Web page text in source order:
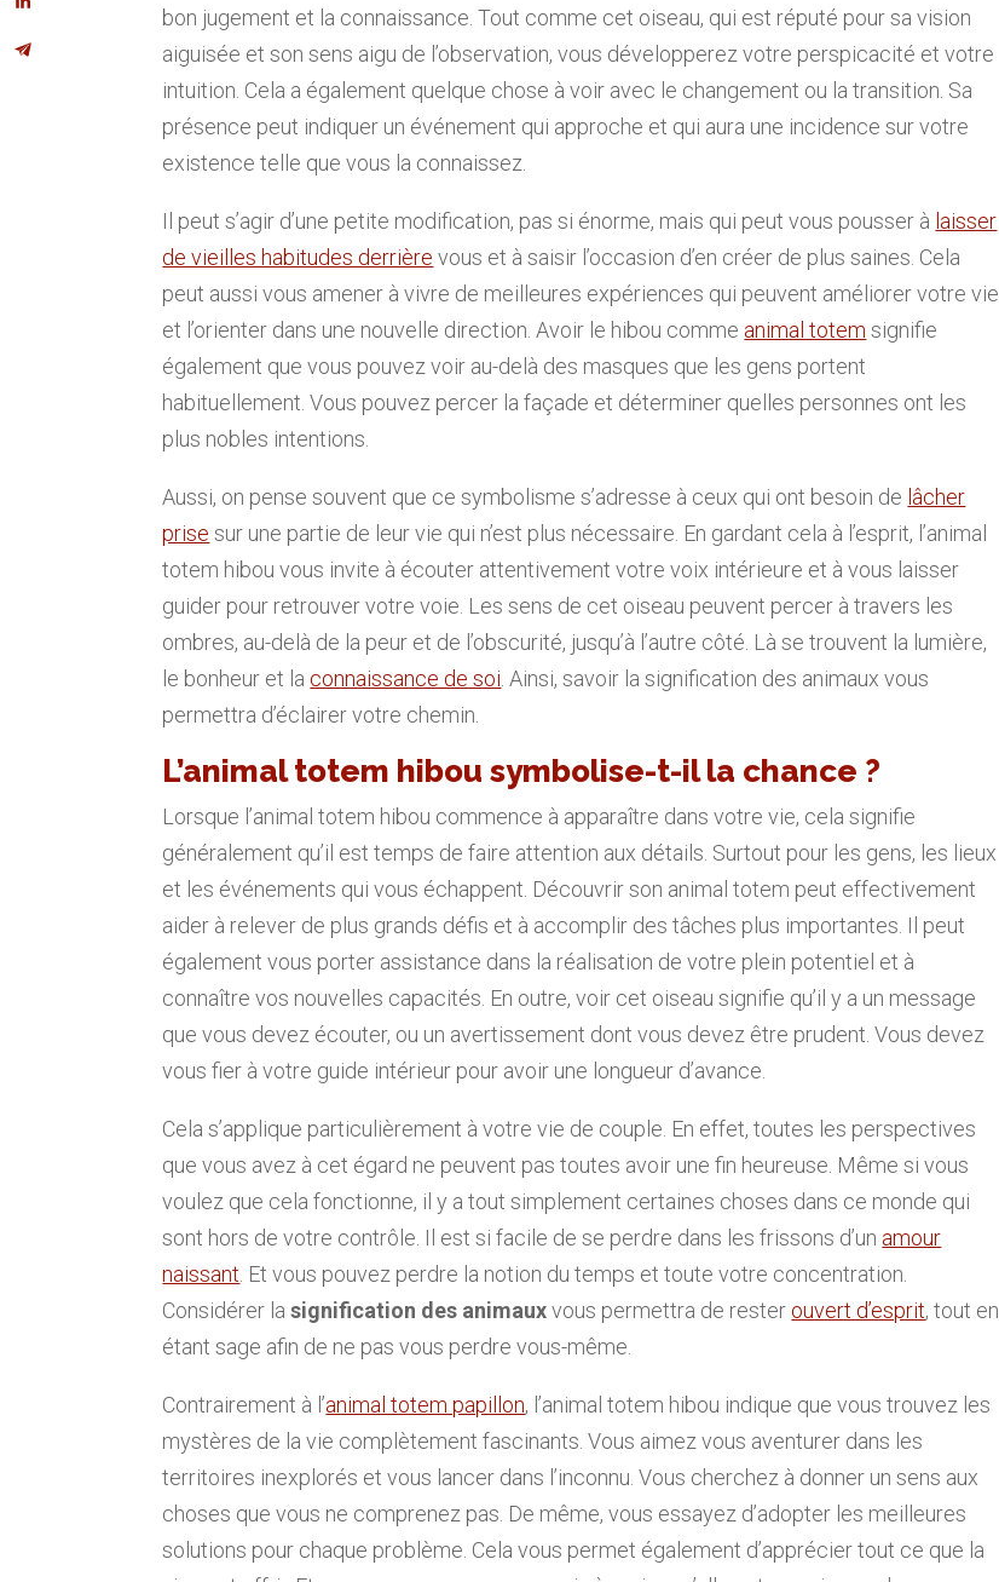
bon jugement et la connaissance. Tout comme cet oiseau, qui est réputé pour sa vision
aiguisée et son sens aigu de l’observation, vous développerez votre perspicacité et votre
intuition. Cela a également quelque chose à voir avec le changement ou la transition. Sa
présence peut indiquer un événement qui approche et qui aura une incidence sur votre
existence telle que vous la connaissez.
Il peut s’agir d’une petite modification, pas si énorme, mais qui peut vous pousser à laisser
de vieilles habitudes derrière vous et à saisir l’occasion d’en créer de plus saines. Cela
peut aussi vous amener à vivre de meilleures expériences qui peuvent améliorer votre vie
et l’orienter dans une nouvelle direction. Avoir le hibou comme animal totem signifie
également que vous pouvez voir au-delà des masques que les gens portent
habituellement. Vous pouvez percer la façade et déterminer quelles personnes ont les
plus nobles intentions.
Aussi, on pense souvent que ce symbolisme s’adresse à ceux qui ont besoin de lâcher
prise sur une partie de leur vie qui n’est plus nécessaire. En gardant cela à l’esprit, l’animal
totem hibou vous invite à écouter attentivement votre voix intérieure et à vous laisser
guider pour retrouver votre voie. Les sens de cet oiseau peuvent percer à travers les
ombres, au-delà de la peur et de l’obscurité, jusqu’à l’autre côté. Là se trouvent la lumière,
le bonheur et la connaissance de soi . Ainsi, savoir la signification des animaux vous
permettra d’éclairer votre chemin.
L’animal totem hibou symbolise-t-il la chance ?
Lorsque l’animal totem hibou commence à apparaître dans votre vie, cela signifie
généralement qu’il est temps de faire attention aux détails. Surtout pour les gens, les lieux
et les événements qui vous échappent. Découvrir son animal totem peut effectivement
aider à relever de plus grands défis et à accomplir des tâches plus importantes. Il peut
également vous porter assistance dans la réalisation de votre plein potentiel et à
connaître vos nouvelles capacités. En outre, voir cet oiseau signifie qu’il y a un message
que vous devez écouter, ou un avertissement dont vous devez être prudent. Vous devez
vous fier à votre guide intérieur pour avoir une longueur d’avance.
Cela s’applique particulièrement à votre vie de couple. En effet, toutes les perspectives
que vous avez à cet égard ne peuvent pas toutes avoir une fin heureuse. Même si vous
voulez que cela fonctionne, il y a tout simplement certaines choses dans ce monde qui
sont hors de votre contrôle. Il est si facile de se perdre dans les frissons d’un amour
naissant . Et vous pouvez perdre la notion du temps et toute votre concentration.
Considérer lasignification des animauxvous permettra de rester ouvert d’esprit, tout en
étant sage afin de ne pas vous perdre vous-même.
Contrairement à l’animal totem papillon, l’animal totem hibou indique que vous trouvez les
mystères de la vie complètement fascinants. Vous aimez vous aventurer dans les
territoires inexplorés et vous lancer dans l’inconnu. Vous cherchez à donner un sens aux
choses que vous ne comprenez pas. De même, vous essayez d’adopter les meilleures
solutions pour chaque problème. Cela vous permet également d’apprécier tout ce que la